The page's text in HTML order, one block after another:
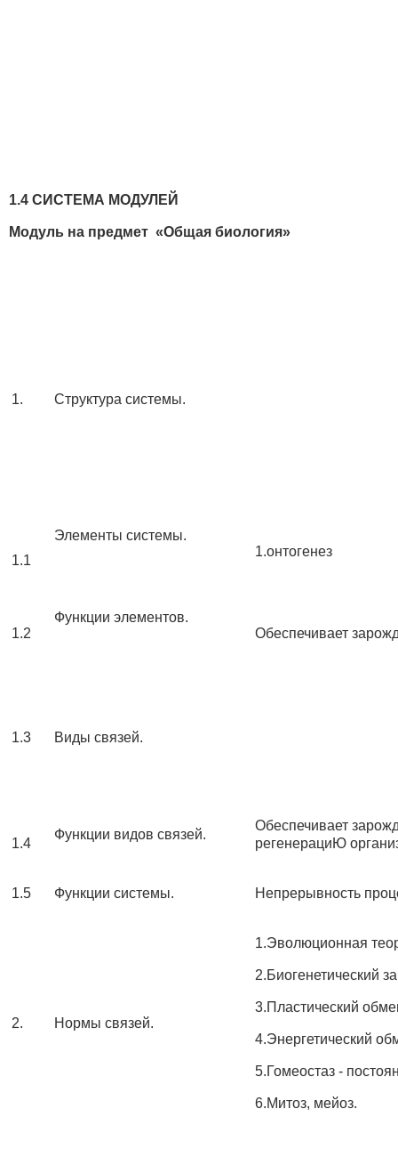
1.4 СИСТЕМА МОДУЛЕЙ
Модуль на предмет «Общая биология»
1. Структура системы.
1.1
Элементы системы.
1.онтогенез
1.2
Функции элементов.
Обеспечивает
1.3 Виды связей.
1.4
Функции видов связей.
Обеспечивает
регенерациЮ
1.5 Функции системы. Непрерывность
2. Нормы связей.
1.Эволюционная
2.Биогенетический
3.Пластический
4.Энергетический
5.Гомеостаз -
6.Митоз, мейоз.